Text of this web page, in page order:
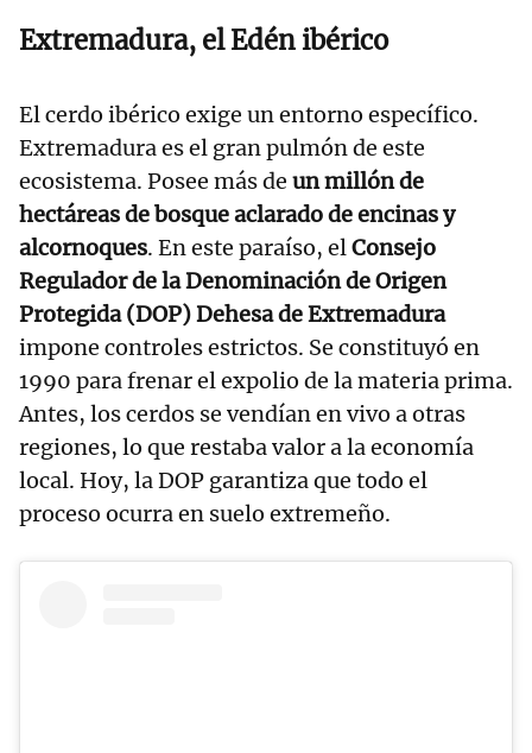
Extremadura, el Edén ibérico
El cerdo ibérico exige un entorno específico.
Extremadura es el gran pulmón de este
ecosistema. Posee más de un millón de
hectáreas de bosque aclarado de encinas y
alcornoques. En este paraíso, elConsejo
Regulador de la Denominación de Origen
Protegida (DOP) Dehesa de Extremadura
impone controles estrictos. Se constituyó en
1990 para frenar el expolio de la materia prima.
Antes, los cerdos se vendían en vivo a otras
regiones, lo que restaba valor a la economía
local. Hoy, la DOP garantiza que todo el
proceso ocurra en suelo extremeño.